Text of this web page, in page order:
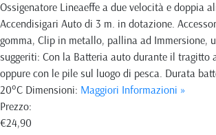
Ossigenatore Lineaeffe a due velocità e doppia
Accendisigari Auto di 3 m. in dotazione.
gomma, Clip in metallo, pallina ad Immersione,
suggeriti: Con la Batteria auto durante il tragitto
oppure con le pile sul luogo di pesca. Durata
20°C Dimensioni: Maggiori Informazioni »
Prezzo:
€24,90